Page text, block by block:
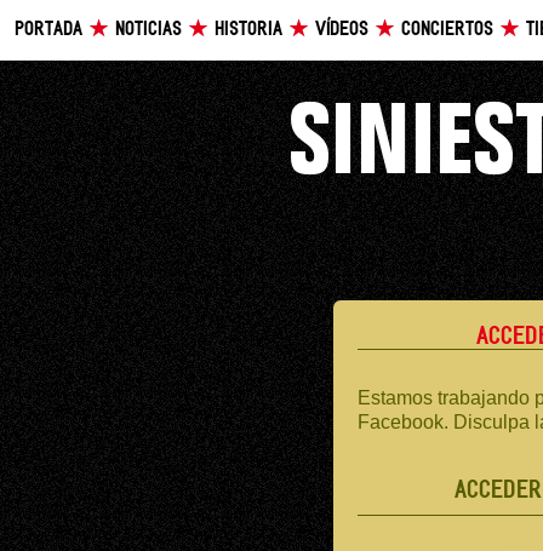
PORTADA NOTICIAS HISTORIA VÍDEOS CONCIERTOS
Estamos trabajando
Facebook. Disculpa